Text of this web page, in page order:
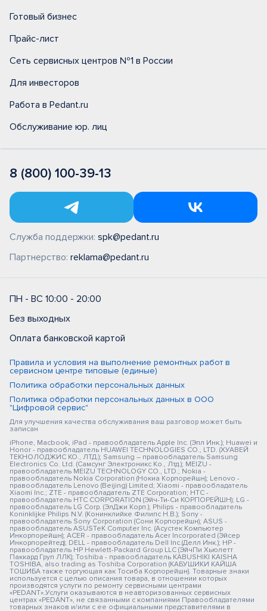
Готовый бизнес
Прайс-лист
Сеть сервисных центров №1 в России
Для инвесторов
Работа в Pedant.ru
Обслуживание юр. лиц
8 (800) 100-39-13
Служба поддержки: spk@pedant.ru
Партнерство: reklama@pedant.ru
ПН - ВС 10:00 - 20:00
Без выходных
Оплата банковской картой
Правила и условия на выполнение ремонтных работ в
сервисном центре типовые (единые)
Политика обработки персональных данных
Политика обработки персональных данных в ООО
"Цифровой сервис"
Для улучшения качества обслуживания ваш разговор может быть
записан
iPhone, Macbook, iPad - правообладатель Apple Inc. (Эпл Инк.); Huawei и
Honor - правообладатель HUAWEI TECHNOLOGIES CO., LTD. (ХУАВЕЙ
ТЕКНОЛОДЖИС КО., ЛТД.); Samsung – правообладатель Samsung
Electronics Co. Ltd. (Самсунг Электроникс Ко., Лтд.); MEIZU -
правообладатель MEIZU TECHNOLOGY CO., LTD.; Nokia -
правообладатель Nokia Corporation (Нокиа Корпорейшн); Lenovo -
правообладатель Lenovo (Beijing) Limited; Xiaomi - правообладатель
Xiaomi Inc.; ZTE - правообладатель ZTE Corporation; HTC -
правообладатель HTC CORPORATION (Эйч-Ти-Си КОРПОРЕЙШН); LG -
правообладатель LG Corp. (ЭлДжи Корп.); Philips - правообладатель
Koninklijke Philips N.V. (Конинклийке Филипс Н.В.); Sony -
правообладатель Sony Corporation (Сони Корпорейшн); ASUS -
правообладатель ASUSTeK Computer Inc. (Асустек Компьютер
Инкорпорейшн); ACER - правообладатель Acer Incorporated (Эйсер
Инкорпорейтед); DELL - правообладатель Dell Inc.(Делл Инк.); HP -
правообладатель HP Hewlett-Packard Group LLC (ЭйчПи Хьюлетт
Паккард Груп ЛЛК); Toshiba - правообладатель KABUSHIKI KAISHA
TOSHIBA, also trading as Toshiba Corporation (КАБУШИКИ КАЙША
ТОШИБА также торгующая как Тосиба Корпорейшн). Товарные знаки
используется с целью описания товара, в отношении которых
производятся услуги по ремонту сервисными центрами
«PEDANT».Услуги оказываются в неавторизованных сервисных
центрах «PEDANT», не связанными с компаниями Правообладателями
товарных знаков и/или с ее официальными представителями в